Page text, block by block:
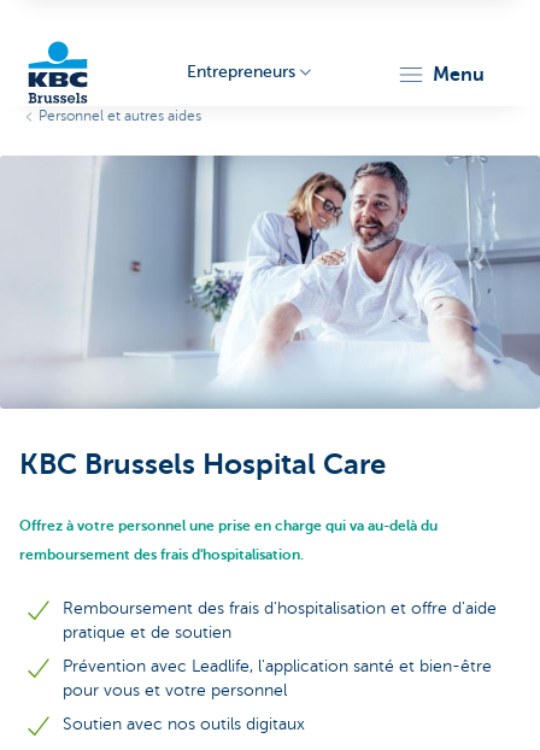
Entrepreneurs menu
Personnel et autres aides
KBC Brussels Hospital Care
Offrez à votre personnel une prise en charge qui va au-delà du
remboursement des frais d'hospitalisation.
Remboursement des frais d'hospitalisation et offre d'aide
pratique et de soutien
Prévention avec Leadlife, l'application santé et bien-être
pour vous et votre personnel
Soutien avec nos outils digitaux